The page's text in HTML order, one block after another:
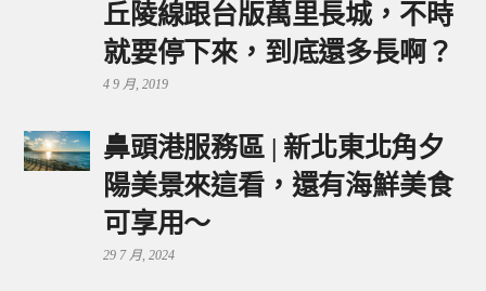
丘陵線跟台版萬里長城，不時
就要停下來，到底還多長啊？
4 9 月, 2019
鼻頭港服務區 | 新北東北角夕
陽美景來這看，還有海鮮美食
可享用～
29 7 月, 2024